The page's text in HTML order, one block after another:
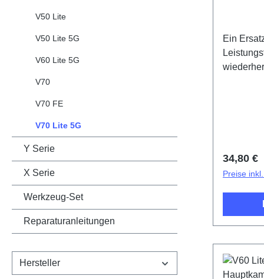
V50 Lite
V50 Lite 5G
V60 Lite 5G
V70
V70 FE
V70 Lite 5G
Y Serie
X Serie
Werkzeug-Set
Reparaturanleitungen
Hersteller
Ein
34,80 €
Preise